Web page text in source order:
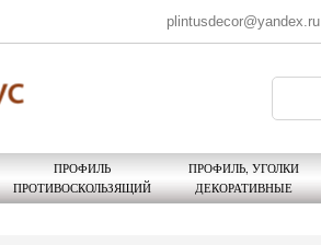
plintusdecor@yandex.ru
ПРОФИЛЬ
ПРОТИВОСКОЛЬЗЯЩИЙ
ПРОФИЛЬ, УГОЛКИ
ДЕКОРАТИВНЫЕ